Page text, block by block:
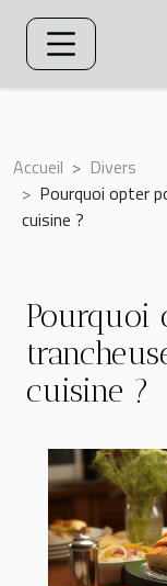
Accueil
Divers
Pourquoi opter
cuisine ?
Pourquoi
cuisine ?